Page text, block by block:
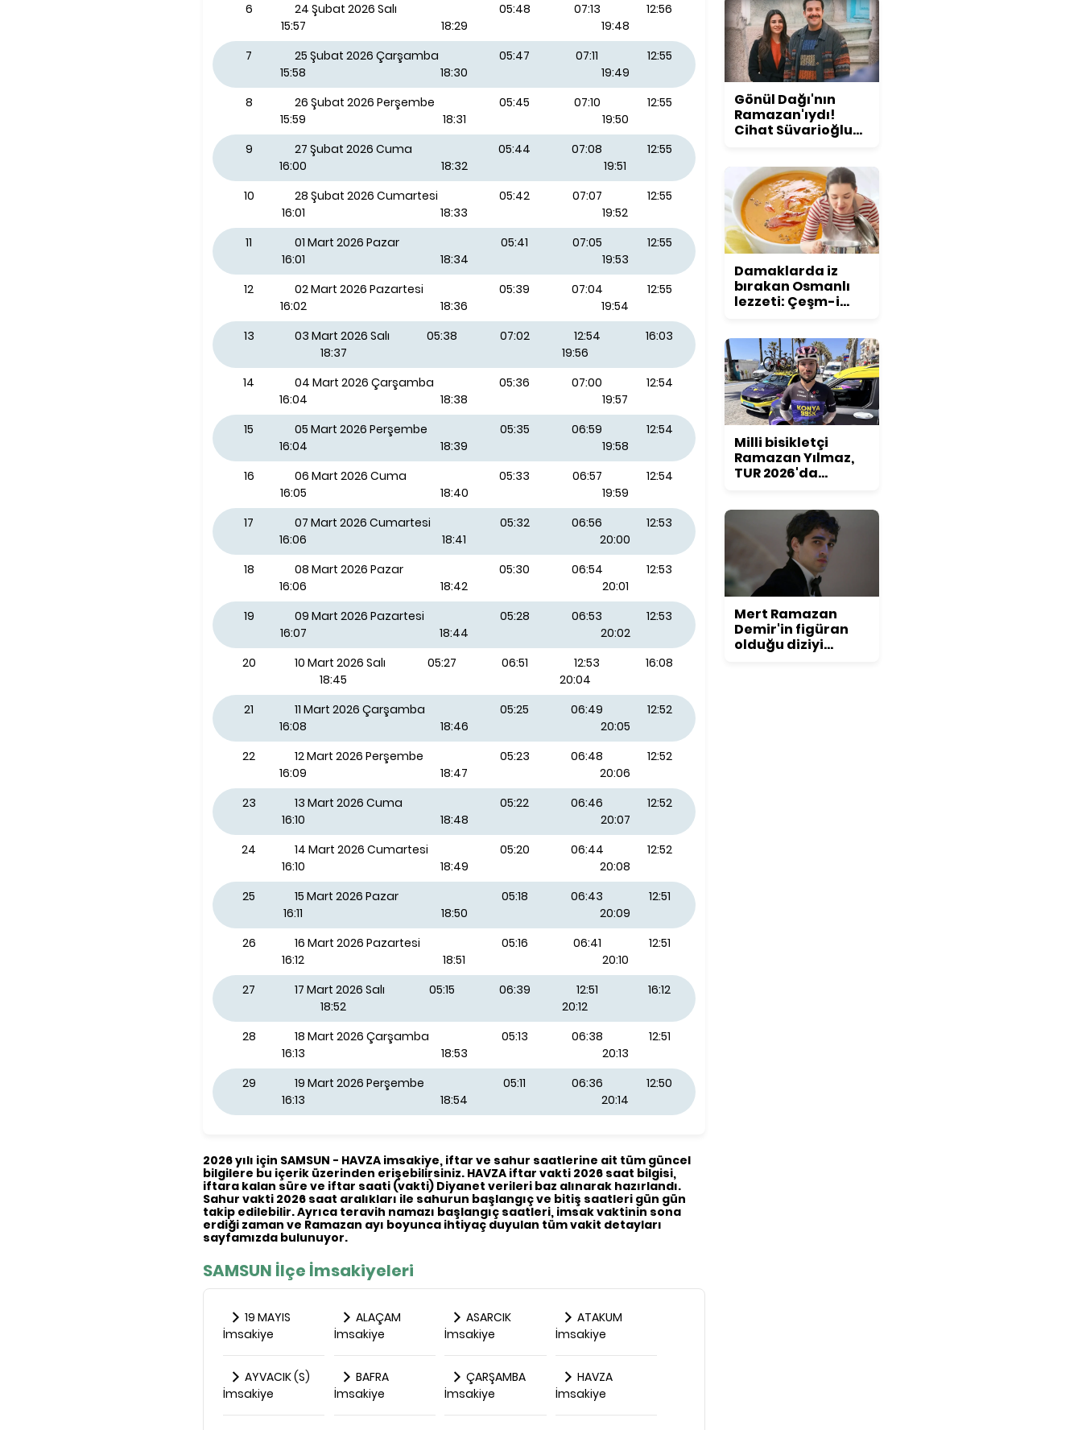
6
24 Şubat 2026 Salı 05:48 07:13
12:56
15:57
18:29
19:48
7
25 Şubat 2026 Çarşamba 05:47 07:11
12:55
15:58
18:30
19:49
8
26 Şubat 2026 Perşembe 05:45 07:10
12:55
15:59
18:31
19:50
9
27 Şubat 2026 Cuma 05:44 07:08
12:55
16:00
18:32
19:51
10
28 Şubat 2026 Cumartesi 05:42 07:07
12:55
16:01
18:33
19:52
11
01 Mart 2026 Pazar 05:41 07:05
12:55
16:01
18:34
19:53
12
02 Mart 2026 Pazartesi 05:39 07:04
12:55
16:02
18:36
19:54
13
03 Mart 2026 Salı 05:38 07:02 12:54
16:03
18:37
19:56
14
04 Mart 2026 Çarşamba 05:36 07:00
12:54
16:04
18:38
19:57
15
05 Mart 2026 Perşembe 05:35 06:59
12:54
16:04
18:39
19:58
16
06 Mart 2026 Cuma 05:33 06:57
12:54
16:05
18:40
19:59
17
07 Mart 2026 Cumartesi 05:32 06:56
12:53
16:06
18:41
20:00
18
08 Mart 2026 Pazar 05:30 06:54
12:53
16:06
18:42
20:01
19
09 Mart 2026 Pazartesi 05:28 06:53
12:53
16:07
18:44
20:02
20
10 Mart 2026 Salı 05:27 06:51 12:53
16:08
18:45
20:04
21
11 Mart 2026 Çarşamba 05:25 06:49
12:52
16:08
18:46
20:05
22
12 Mart 2026 Perşembe 05:23 06:48
12:52
16:09
18:47
20:06
23
13 Mart 2026 Cuma 05:22 06:46
12:52
16:10
18:48
20:07
24
14 Mart 2026 Cumartesi 05:20 06:44
12:52
16:10
18:49
20:08
25
15 Mart 2026 Pazar 05:18 06:43
12:51
16:11
18:50
20:09
26
16 Mart 2026 Pazartesi 05:16 06:41
12:51
16:12
18:51
20:10
27
17 Mart 2026 Salı 05:15 06:39 12:51
16:12
18:52
20:12
28
18 Mart 2026 Çarşamba 05:13 06:38
12:51
16:13
18:53
20:13
29
19 Mart 2026 Perşembe 05:11 06:36
12:50
16:13
18:54 20:14
2026 yılı için SAMSUN - HAVZA imsakiye, iftar ve sahur saatlerine ait tüm güncel
bilgilere bu içerik üzerinden erişebilirsiniz. HAVZA iftar vakti 2026 saat bilgisi,
iftara kalan süre ve iftar saati (vakti) Diyanet verileri baz alınarak hazırlandı.
Sahur vakti 2026 saat aralıkları ile sahurun başlangıç ve bitiş saatleri gün gün
takip edilebilir. Ayrıca teravih namazı başlangıç saatleri, imsak vaktinin sona
erdiği zaman ve Ramazan ayı boyunca ihtiyaç duyulan tüm vakit detayları
sayfamızda bulunuyor.
SAMSUN İlçe İmsakiyeleri
19 MAYIS
İmsakiye
ALAÇAM
İmsakiye
ASARCIK
İmsakiye
ATAKUM
İmsakiye
AYVACIK (S)
İmsakiye
BAFRA
İmsakiye
ÇARŞAMBA
İmsakiye
HAVZA
İmsakiye
Gönül Dağı'nın
Ramazan'ıydı!
Cihat Süvarioğlu
oluyor!
Damaklarda iz
bırakan Osmanlı
lezzeti: Çeşm-i
Milli bisikletçi
Ramazan Yılmaz,
TUR 2026'da
Mert Ramazan
Demir'in figüran
olduğu diziyi